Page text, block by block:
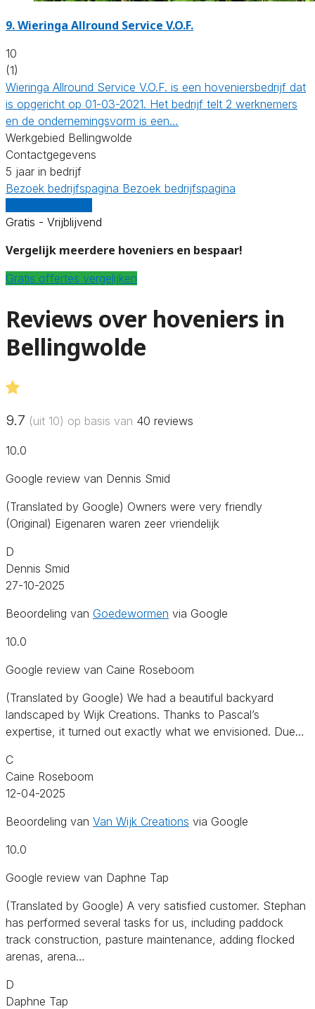
9.Wieringa Allround Service V.O.F.
10
(1)
Wieringa Allround Service V.O.F. is een hoveniersbedrijf dat
is opgericht op 01-03-2021. Het bedrijf telt 2 werknemers
en de ondernemingsvorm is een…
Werkgebied Bellingwolde
Contactgegevens
5 jaar in bedrijf
Bezoek bedrijfspagina Bezoek bedrijfspagina
Gratis - Vrijblijvend
Vergelijk meerdere hoveniers en bespaar!
Gratis offertes vergelijken
Reviews over hoveniers in
Bellingwolde
9.7 (uit 10) op basis van 40 reviews
10.0
Google review van Dennis Smid
(Translated by Google) Owners were very friendly
(Original) Eigenaren waren zeer vriendelijk
D
Dennis Smid
27-10-2025
Beoordeling van Goedewormen via Google
10.0
Google review van Caine Roseboom
(Translated by Google) We had a beautiful backyard
landscaped by Wijk Creations. Thanks to Pascal’s
expertise, it turned out exactly what we envisioned. Due…
C
Caine Roseboom
12-04-2025
Beoordeling van Van Wijk Creations via Google
10.0
Google review van Daphne Tap
(Translated by Google) A very satisfied customer. Stephan
has performed several tasks for us, including paddock
track construction, pasture maintenance, adding flocked
arenas, arena…
D
Daphne Tap